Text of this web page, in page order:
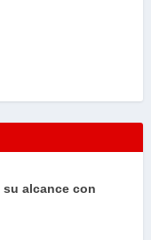
su alcance con